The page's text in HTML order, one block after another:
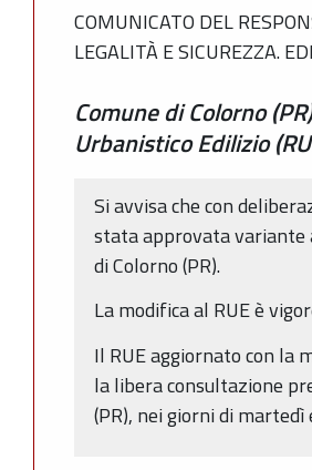
COMUNICATO DEL
LEGALITÀ E SICUREZZA.
Comune di Colorno
Urbanistico Edilizio
Si avvisa che con
stata approvata variante
di Colorno (PR).
La modifica al RUE è
Il RUE aggiornato con la
la libera consultazione
(PR), nei giorni di